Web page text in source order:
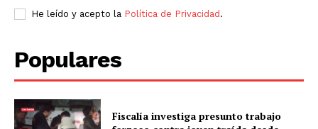
He leído y acepto la Política de Privacidad .
Populares
Fiscalía investiga presunto trabajo